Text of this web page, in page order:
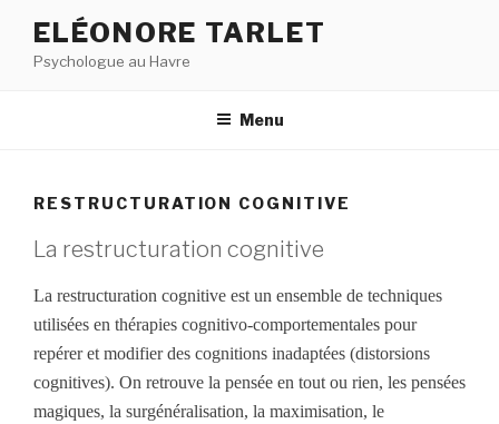
contenu
ELÉONORE TARLET
Psychologue au Havre
Menu
RESTRUCTURATION COGNITIVE
La restructuration cognitive
La restructuration cognitive est un ensemble de techniques
utilisées en thérapies cognitivo-comportementales pour
repérer et modifier des cognitions inadaptées (distorsions
cognitives). On retrouve la pensée en tout ou rien, les pensées
magiques, la surgénéralisation, la maximisation, le